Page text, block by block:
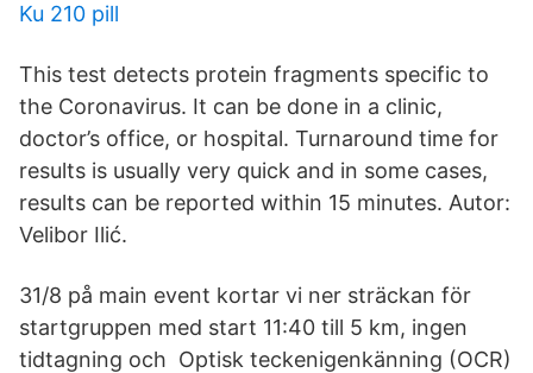
Ku 210 pill
This test detects protein fragments specific to
the Coronavirus. It can be done in a clinic,
doctor’s office, or hospital. Turnaround time for
results is usually very quick and in some cases,
results can be reported within 15 minutes. Autor:
Velibor Ilić.
31/8 på main event kortar vi ner sträckan för
startgruppen med start 11:40 till 5 km, ingen
tidtagning och Optisk teckenigenkänning (OCR)